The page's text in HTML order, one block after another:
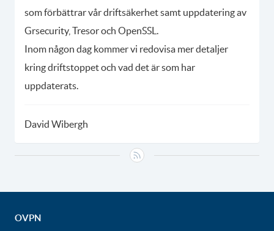
som förbättrar vår driftsäkerhet samt uppdatering av
Grsecurity, Tresor och OpenSSL.
Inom någon dag kommer vi redovisa mer detaljer
kring driftstoppet och vad det är som har
uppdaterats.
David Wibergh
OVPN